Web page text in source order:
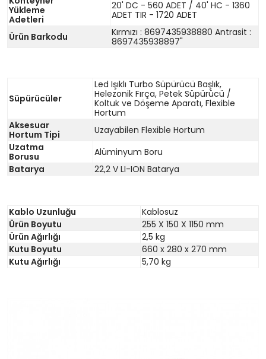
Yükleme
Adetleri
20' DC - 560 ADET / 40' HC - 1360
ADET TIR - 1720 ADET
Ürün Barkodu
Kırmızı : 8697435938880 Antrasit :
8697435938897"
Süpürücüler
Led Işıklı Turbo Süpürücü Başlık,
Helezonik Fırça, Petek Süpürücü /
Koltuk ve Döşeme Aparatı, Flexible
Hortum
Aksesuar
Hortum Tipi
Uzayabilen Flexible Hortum
Uzatma
Borusu
Alüminyum Boru
Batarya
22,2 V LI-ION Batarya
Kablo Uzunluğu
Kablosuz
Ürün Boyutu
255 X 150 X 1150 mm
Ürün Ağırlığı
2,5 kg
Kutu Boyutu
660 x 280 x 270 mm
Kutu Ağırlığı
5,70 kg